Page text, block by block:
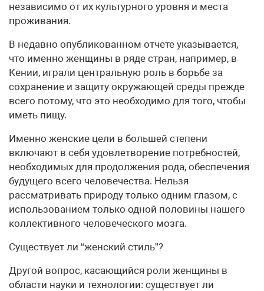
независимо от их культурного уровня и места
проживания.
В недавно опубликованном отчете указывается,
что именно женщины в ряде стран, например, в
Кении, играли центральную роль в борьбе за
сохранение и защиту окружающей среды прежде
всего потому, что это необходимо для того, чтобы
иметь пищу.
Именно женские цели в большей степени
включают в себя удовлетворение потребностей,
необходимых для продолжения рода, обеспечения
будущего всего человечества. Нельзя
рассматривать природу только одним глазом, с
использованием только одной половины нашего
коллективного человеческого мозга.
Существует ли “женский стиль”?
Другой вопрос, касающийся роли женщины в
области науки и технологии: существует ли